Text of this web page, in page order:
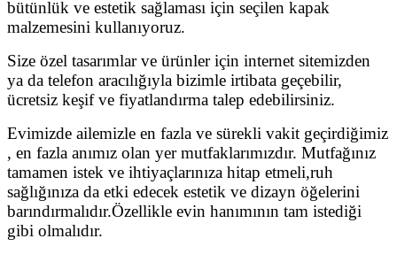
bütünlük ve estetik sağlaması için seçilen kapak
malzemesini kullanıyoruz.
Size özel tasarımlar ve ürünler için internet sitemizden
ya da telefon aracılığıyla bizimle irtibata geçebilir,
ücretsiz keşif ve fiyatlandırma talep edebilirsiniz.
Evimizde ailemizle en fazla ve sürekli vakit geçirdiğimiz
, en fazla anımız olan yer mutfaklarımızdır. Mutfağınız
tamamen istek ve ihtiyaçlarınıza hitap etmeli,ruh
sağlığınıza da etki edecek estetik ve dizayn öğelerini
barındırmalıdır.Özellikle evin hanımının tam istediği
gibi olmalıdır.